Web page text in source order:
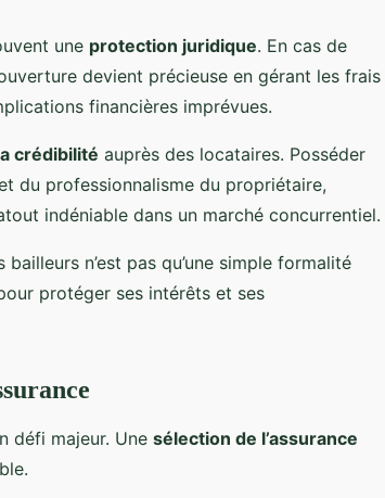
une protection juridique. En cas de
devient précieuse en gérant les frais
financières imprévues.
crédibilité auprès des locataires. Posséder
du professionnalisme du propriétaire,
indéniable dans un marché concurrentiel.
n’est pas qu’une simple formalité
protéger ses intérêts et ses
défi majeur. Une sélection de l’assurance